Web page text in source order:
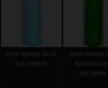
cero mensa 8x24
col.celeste
cero mensa
8x24
col.verde